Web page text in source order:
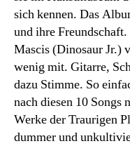
sich kennen. Das
und ihre
Mascis (Dinosaur Jr.)
wenig mit. Gitarre,
dazu Stimme. So
nach diesen 10 Songs
Werke der Traurigen
dummer und